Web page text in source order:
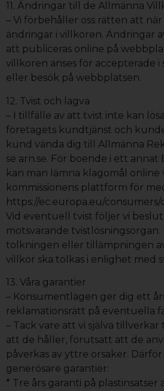
11. Ändringar till de Allmänna
– Vi förbehåller oss rätten att
ändringar i villkoren. Ändringar
att publiceras online på
villkoren anses för accepterade
eller besök på webbplatsen.
12. Tvist och lagva
– I tillfälle av att tvist inte kan
företagets kundtjänst och
kund vända dig till Allmänna
se arn.se. För boende i ett annat
kan man lämna klagomål online
kommissionens plattform för
https://ec.europa.eu/consumers/
Vid eventuell tvist följer vi
motsvarande tvistlösningsorgan.
tolkningen eller tillämpningen
villkor ska tolkas i enlighet med
13. Våra garantier
– Konsumentlagen ger dig ett
reklamationsrätt på eventuella
– Tack vare att vi själva tillverkar
att de håller, förutsatt att de
påverkas av yttre orsaker.
generösare garantier:
* Tre års garanti på plastinsatser